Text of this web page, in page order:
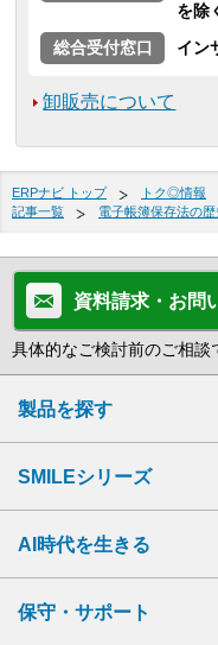
を除
総合受付窓口
イン
卸販売について
ERPナビ トップ トク◎情報
記事一覧
電子帳簿保存法の
資料請求・お問
具体的なご検討前のご相談
製品を探す
SMILEシリーズ
AI時代を生きる
保守・サポート